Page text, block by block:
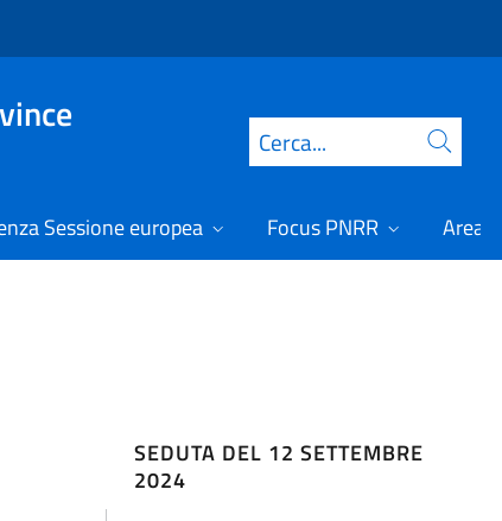
Cerca
Sessione europea Focus PNRR Area
SEDUTA DEL 12 SETTEMBRE
2024